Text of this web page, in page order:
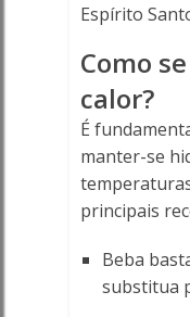
Espírito
Como
calor?
É
manter-se
principais
Beba
substitua